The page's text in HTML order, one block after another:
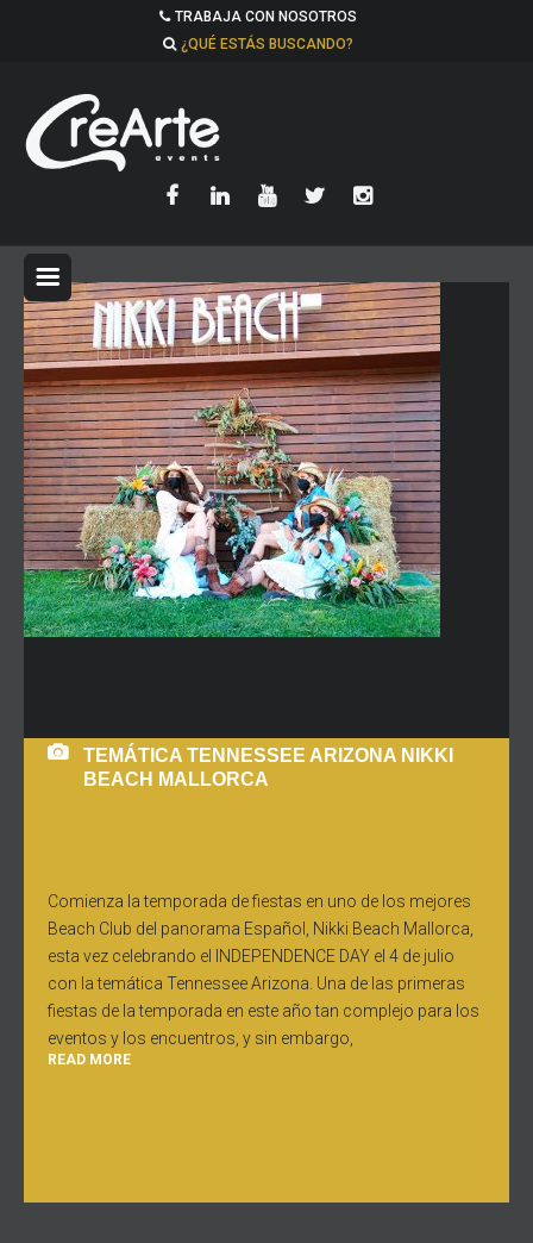
TRABAJA CON NOSOTROS
¿QUÉ ESTÁS BUSCANDO?
TEMÁTICA TENNESSEE ARIZONA NIKKI
BEACH MALLORCA
Comienza la temporada de fiestas en uno de los mejores
Beach Club del panorama Español, Nikki Beach Mallorca,
esta vez celebrando el INDEPENDENCE DAY el 4 de julio
con la temática Tennessee Arizona. Una de las primeras
fiestas de la temporada en este año tan complejo para los
eventos y los encuentros, y sin embargo,
READ MORE